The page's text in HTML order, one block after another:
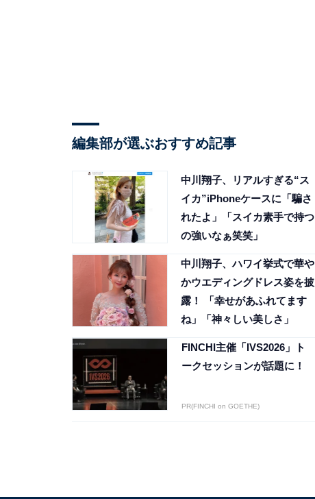
編集部が選ぶおすすめ記事
中川翔子、リアルすぎる“ス
イカ”iPhoneケースに「騙さ
れたよ」「スイカ素手で持つ
の強いなぁ笑笑」
中川翔子、ハワイ挙式で華や
かウエディングドレス姿を披
露！ 「幸せがあふれてます
ね」「神々しい美しさ」
FINCHI主催「IVS2026」ト
ークセッションが話題に！
PR(FINCHI on GOETHE)